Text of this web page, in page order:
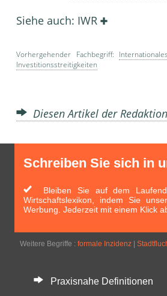
Siehe auch: IWR
Vorhergehender Fachbegriff:
Investitionsstreitigkeiten
Diesen Artikel der
Schreiben Sie sich in
Bleiben Sie auf dem
Wirtschaftslexikon, indem Sie
Werbung. Jederzeit mit einem Klick
Weitere Begriffe : formale Inzidenz
Praxisnahe Definitionen